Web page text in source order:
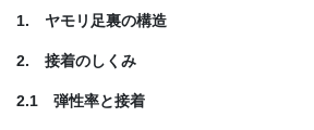
1. ヤモリ足裏の構造
2. 接着のしくみ
2.1 弾性率と接着